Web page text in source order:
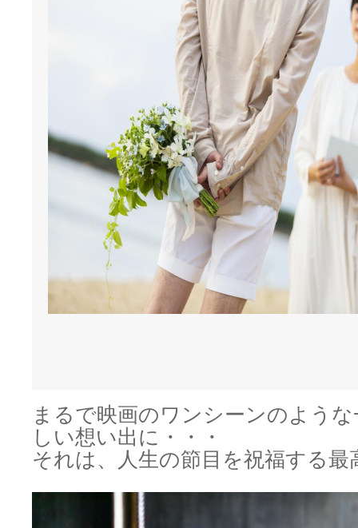
まるで映画のワンシーンのよう
しい想い出に・・・
それは、人生の節目を祝福する最